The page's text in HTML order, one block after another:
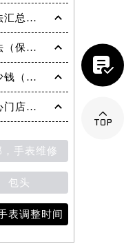
萧邦腕表摔坏解决办法汇总（专业修复与日常保养技巧）
萧邦表壳割手处理方法（保养与修复技巧指南）
萧邦在三十年前卖多少钱（名表价格变迁的历史洞察）
萧邦手表售后维修中心门店地址
，手表维修
包头
表调整时间

